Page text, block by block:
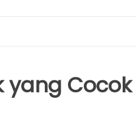
yang